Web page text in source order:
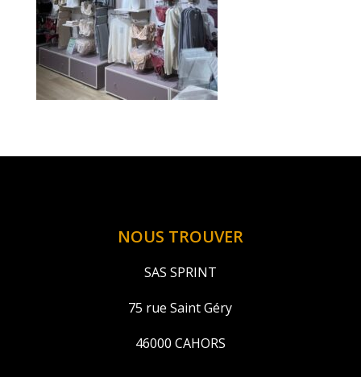
NOUS TROUVER
SAS SPRINT
75 rue Saint Géry
46000 CAHORS